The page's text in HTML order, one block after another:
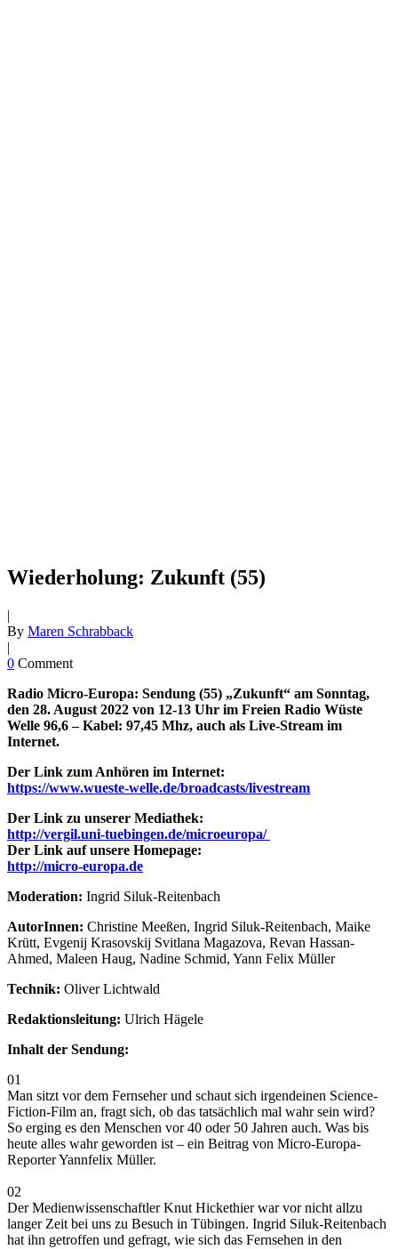
Wiederholung: Zukunft (55)
|
By Maren Schrabback
|
0 Comment
Radio Micro-Europa: Sendung (55) „Zukunft“ am Sonntag,
den 28. August 2022 von 12-13 Uhr im Freien Radio Wüste
Welle 96,6 – Kabel: 97,45 Mhz, auch als Live-Stream im
Internet.
Der Link zum Anhören im Internet:
https://www.wueste-welle.de/broadcasts/livestream
Der Link zu unserer Mediathek:
http://vergil.uni-tuebingen.de/microeuropa/
Der Link auf unsere Homepage:
http://micro-europa.de
Moderation: Ingrid Siluk-Reitenbach
AutorInnen: Christine Meeßen, Ingrid Siluk-Reitenbach, Maike
Krütt, Evgenij Krasovskij Svitlana Magazova, Revan Hassan-
Ahmed, Maleen Haug, Nadine Schmid, Yann Felix Müller
Technik: Oliver Lichtwald
Redaktionsleitung: Ulrich Hägele
Inhalt der Sendung:
01
Man sitzt vor dem Fernseher und schaut sich irgendeinen Science-
Fiction-Film an, fragt sich, ob das tatsächlich mal wahr sein wird?
So erging es den Menschen vor 40 oder 50 Jahren auch. Was bis
heute alles wahr geworden ist – ein Beitrag von Micro-Europa-
Reporter Yannfelix Müller.
02
Der Medienwissenschaftler Knut Hickethier war vor nicht allzu
langer Zeit bei uns zu Besuch in Tübingen. Ingrid Siluk-Reitenbach
hat ihn getroffen und gefragt, wie sich das Fernsehen in den